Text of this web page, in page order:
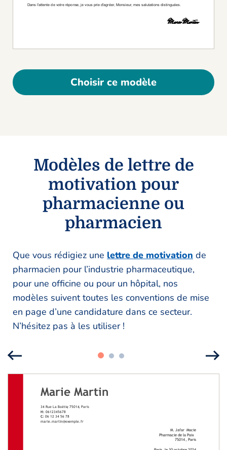
Choisir ce modèle
Modèles de lettre de
motivation pour
pharmacienne ou
pharmacien
Que vous rédigiez une lettre de motivation de
pharmacien pour l’industrie pharmaceutique,
pour une officine ou pour un hôpital, nos
modèles suivent toutes les conventions de mise
en page d’une candidature dans ce secteur.
N’hésitez pas à les utiliser !